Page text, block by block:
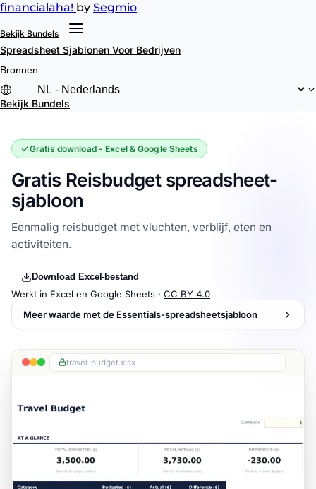
financialaha! by Segmio
Bekijk Bundels
Spreadsheet Sjablonen Voor Bedrijven
Bronnen
Bekijk Bundels
Gratis download - Excel & Google Sheets
Gratis Reisbudget spreadsheet-
sjabloon
Eenmalig reisbudget met vluchten, verblijf, eten en
activiteiten.
Download Excel-bestand
Werkt in Excel en Google Sheets · CC BY 4.0
Meer waarde met de Essentials-spreadsheetsjabloon
travel-budget.xlsx